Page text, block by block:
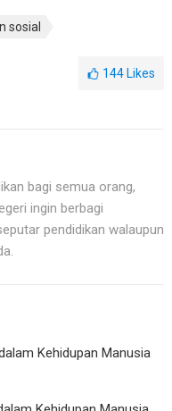
sosial
144 Likes
bagi semua orang,
ingin berbagi
pendidikan walaupun
Kehidupan Manusia